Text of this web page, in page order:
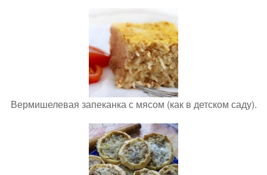
Вермишелевая запеканка с мясом (как в детском саду).